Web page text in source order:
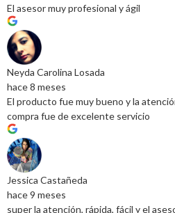
El asesor muy profesional y ágil
Neyda Carolina Losada
hace 8 meses
El producto fue muy bueno y la
compra fue de excelente servicio
Jessica Castañeda
hace 9 meses
super la atención, rápida, fácil y el